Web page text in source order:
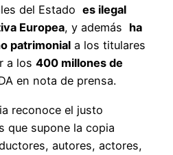
del Estado es ilegal
Europea, y además ha
patrimonial a los titulares
a los 400 millones de
en nota de prensa.
reconoce el justo
que supone la copia
autores, actores,